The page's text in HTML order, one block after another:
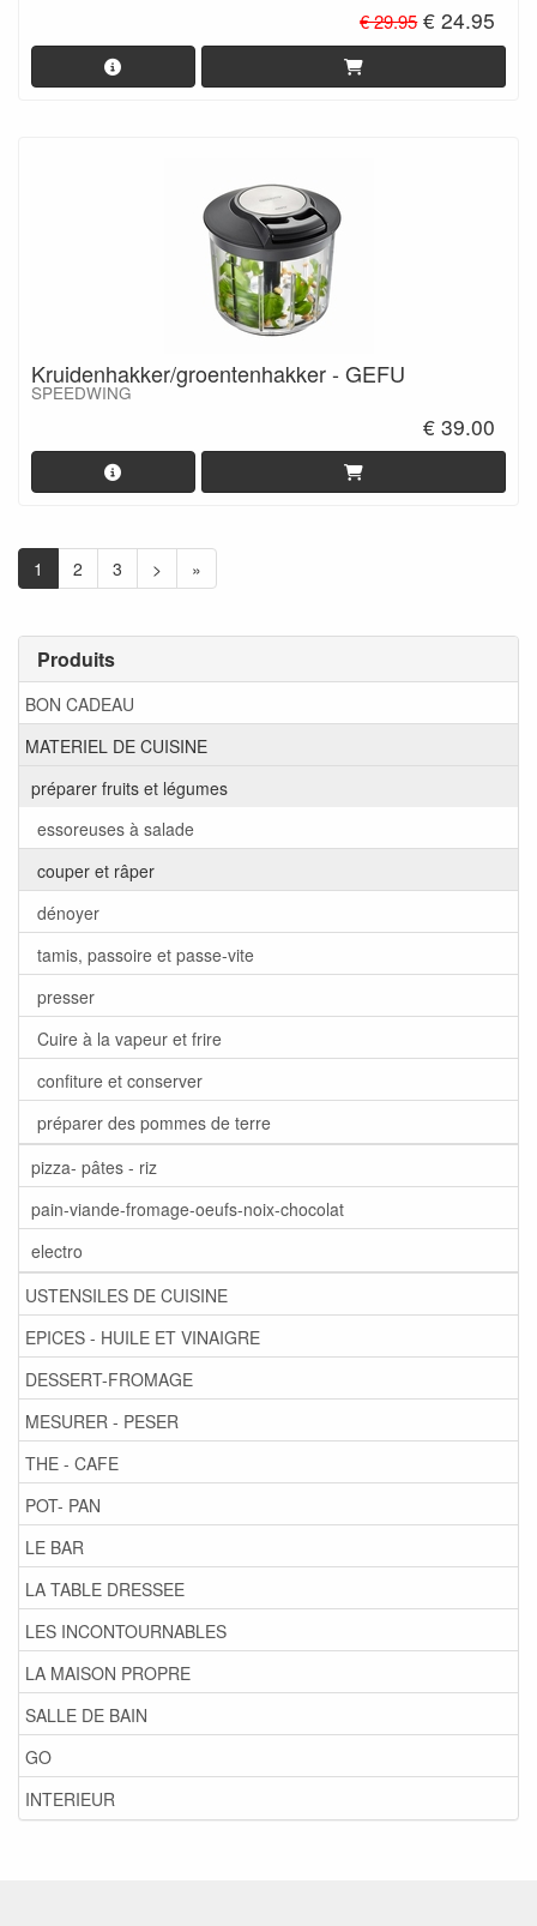
Produits
BON CADEAU
MATERIEL DE CUISINE
préparer fruits et légumes
essoreuses à salade
couper et râper
dénoyer
tamis, passoire et passe-vite
presser
Cuire à la vapeur et frire
confiture et conserver
préparer des pommes de terre
pizza- pâtes - riz
pain-viande-fromage-oeufs-noix-chocolat
electro
USTENSILES DE CUISINE
EPICES - HUILE ET VINAIGRE
DESSERT-FROMAGE
MESURER - PESER
THE - CAFE
POT- PAN
LE BAR
LA TABLE DRESSEE
LES INCONTOURNABLES
LA MAISON PROPRE
SALLE DE BAIN
GO
INTERIEUR
€ 29.95 € 24.95
Kruidenhakker/groentenhakker - GEFU
SPEEDWING
€ 39.00
1 2 3 > »